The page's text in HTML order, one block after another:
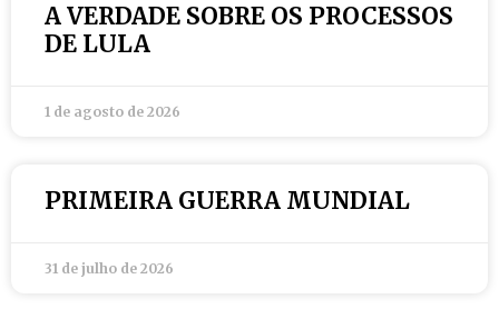
A VERDADE SOBRE OS PROCESSOS
DE LULA
1 de agosto de 2026
PRIMEIRA GUERRA MUNDIAL
31 de julho de 2026